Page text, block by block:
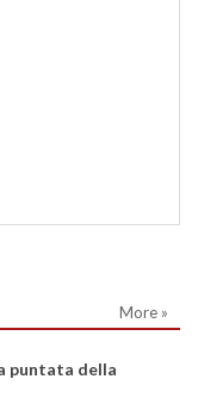
More »
puntata della